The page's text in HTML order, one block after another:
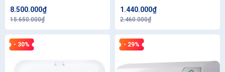
8.500.000₫
15.650.000₫
Công lắp 200.000 .
1.440.000₫
2.460.000₫
- 30% - 29%